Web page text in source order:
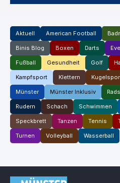
Aktuell American Football
Binis Blog Boxen Darts
Fußball Gesundheit Golf
Kampfsport Klettern
Münster Münster Inklusiv
Rudern Schach Schwimmen
Speckbrett Tanzen Tennis
Turnen Volleyball Wasserball